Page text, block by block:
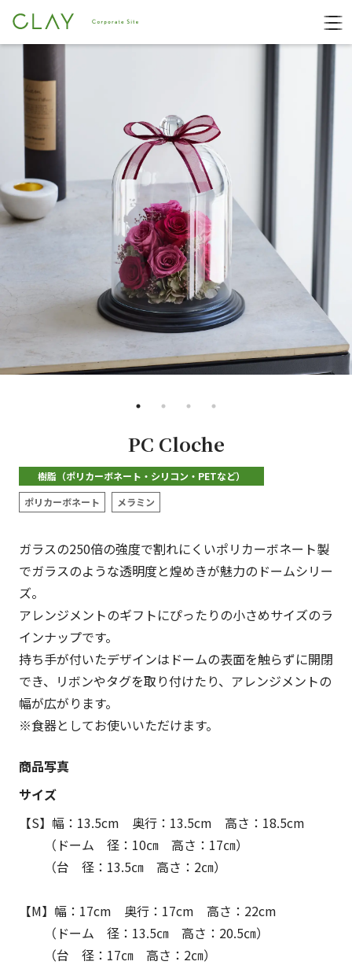
• • • •
PC Cloche
樹脂（ポリカーボネート・シリコン・PETなど）
ポリカーボネート
メラミン
ガラスの250倍の強度で割れにくいポリカーボネート製
でガラスのような透明度と煌めきが魅力のドームシリー
ズ。
アレンジメントのギフトにぴったりの小さめサイズのラ
インナップです。
持ち手が付いたデザインはドームの表面を触らずに開閉
でき、リボンやタグを取り付けたり、アレンジメントの
幅が広がります。
※食器としてお使いいただけます。
商品写真
サイズ
【S】幅：13.5cm 奥行：13.5cm 高さ：18.5cm
（ドーム 径：10㎝ 高さ：17㎝）
（台 径：13.5㎝ 高さ：2㎝）
【M】幅：17cm 奥行：17cm 高さ：22cm
（ドーム 径：13.5㎝ 高さ：20.5㎝）
（台 径：17㎝ 高さ：2㎝）